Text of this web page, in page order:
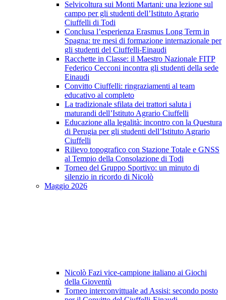
Selvicoltura sui Monti Martani: una lezione sul
campo per gli studenti dell’Istituto Agrario
Ciuffelli di Todi
Conclusa l’esperienza Erasmus Long Term in
Spagna: tre mesi di formazione internazionale per
gli studenti del Ciuffelli-Einaudi
Racchette in Classe: il Maestro Nazionale FITP
Federico Cecconi incontra gli studenti della sede
Einaudi
Convitto Ciuffelli: ringraziamenti al team
educativo al completo
La tradizionale sfilata dei trattori saluta i
maturandi dell’Istituto Agrario Ciuffelli
Educazione alla legalità: incontro con la Questura
di Perugia per gli studenti dell’Istituto Agrario
Ciuffelli
Rilievo topografico con Stazione Totale e GNSS
al Tempio della Consolazione di Todi
Torneo del Gruppo Sportivo: un minuto di
silenzio in ricordo di Nicolò
Maggio 2026
Nicolò Fazi vice-campione italiano ai Giochi
della Gioventù
Torneo interconvittuale ad Assisi: secondo posto